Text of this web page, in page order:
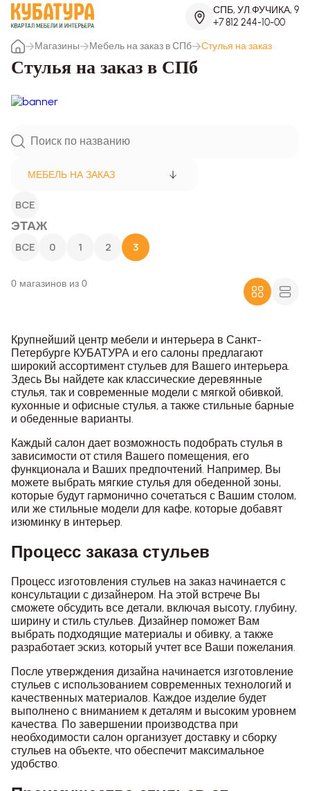
СПБ, УЛ.ФУЧИКА, 9
+7 812 244-10-00
Магазины
Мебель на заказ в СПб Стулья на заказ
Стулья на заказ в СПб
МЕБЕЛЬ НА ЗАКАЗ
ВСЕ
ЭТАЖ
ВСЕ 0 1 2 3
0 магазинов из 0
Крупнейший центр мебели и интерьера в Санкт-
Петербурге КУБАТУРА и его салоны предлагают
широкий ассортимент стульев для Вашего интерьера.
Здесь Вы найдете как классические деревянные
стулья, так и современные модели с мягкой обивкой,
кухонные и офисные стулья, а также стильные барные
и обеденные варианты.
Каждый салон дает возможность подобрать стулья в
зависимости от стиля Вашего помещения, его
функционала и Ваших предпочтений. Например, Вы
можете выбрать мягкие стулья для обеденной зоны,
которые будут гармонично сочетаться с Вашим столом,
или же стильные модели для кафе, которые добавят
изюминку в интерьер.
Процесс заказа стульев
Процесс изготовления стульев на заказ начинается с
консультации с дизайнером. На этой встрече Вы
сможете обсудить все детали, включая высоту, глубину,
ширину и стиль стульев. Дизайнер поможет Вам
выбрать подходящие материалы и обивку, а также
разработает эскиз, который учтет все Ваши пожелания.
После утверждения дизайна начинается изготовление
стульев с использованием современных технологий и
качественных материалов. Каждое изделие будет
выполнено с вниманием к деталям и высоким уровнем
качества. По завершении производства при
необходимости салон организует доставку и сборку
стульев на объекте, что обеспечит максимальное
удобство.